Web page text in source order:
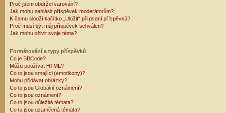
Proč jsem obdržel varování?
Jak mohu nahlásit příspěvek moderátorům?
K čemu slouží tlačítko „Uložit“ při psaní příspěvků?
Proč musí být můj příspěvek schválen?
Jak mohu oživit svoje téma?
Formátování a typy příspěvků
Co je BBCode?
Můžu používat HTML?
Co to jsou smajlíci (emotikony)?
Mohu přidávat obrázky?
Co to jsou Globální oznámení?
Co to jsou oznámení?
Co to jsou důležitá témata?
Co to jsou uzamčená témata?